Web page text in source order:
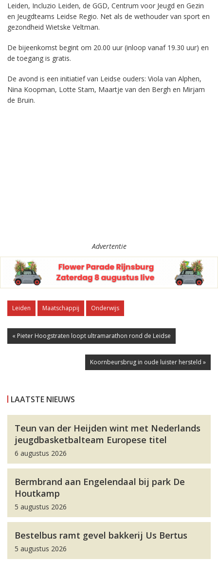
Leiden, Incluzio Leiden, de GGD, Centrum voor Jeugd en Gezin
en Jeugdteams Leidse Regio. Net als de wethouder van sport en
gezondheid Wietske Veltman.
De bijeenkomst begint om 20.00 uur (inloop vanaf 19.30 uur) en
de toegang is gratis.
De avond is een initiatief van Leidse ouders: Viola van Alphen,
Nina Koopman, Lotte Stam, Maartje van den Bergh en Mirjam
de Bruin.
Advertentie
Leiden Maatschappij Onderwijs
« Pieter Hoogstraten loopt ultramarathon rond de Leidse
Koornbeursbrug in oude luister hersteld »
LAATSTE NIEUWS
Teun van der Heijden wint met Nederlands
jeugdbasketbalteam Europese titel
6 augustus 2026
Bermbrand aan Engelendaal bij park De
Houtkamp
5 augustus 2026
Bestelbus ramt gevel bakkerij Us Bertus
5 augustus 2026